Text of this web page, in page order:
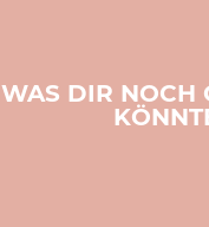
WAS DIR NOCH